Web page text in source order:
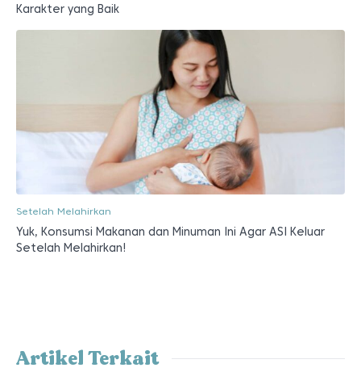
Karakter yang Baik
Setelah Melahirkan
Yuk, Konsumsi Makanan dan Minuman Ini Agar ASI Keluar
Setelah Melahirkan!
Artikel Terkait